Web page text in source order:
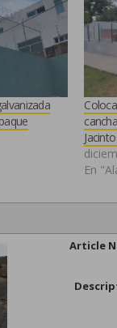
En
Article